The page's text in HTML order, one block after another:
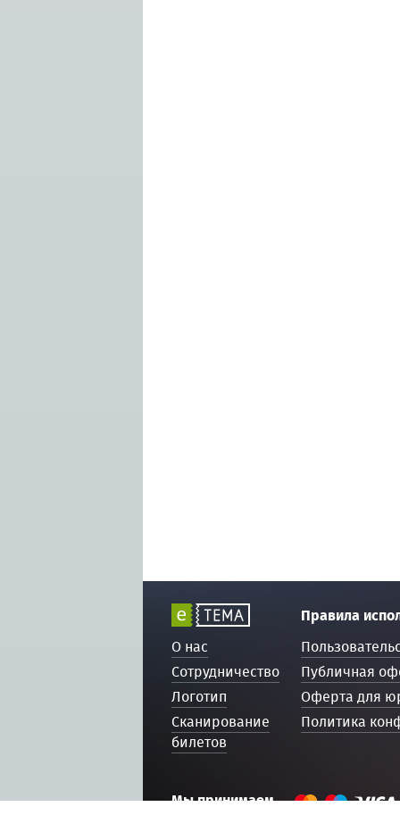
О нас
Сотрудничество
Логотип
Сканирование
билетов
Правила
Публичная
Оферта для
Политика
Мы принимаем